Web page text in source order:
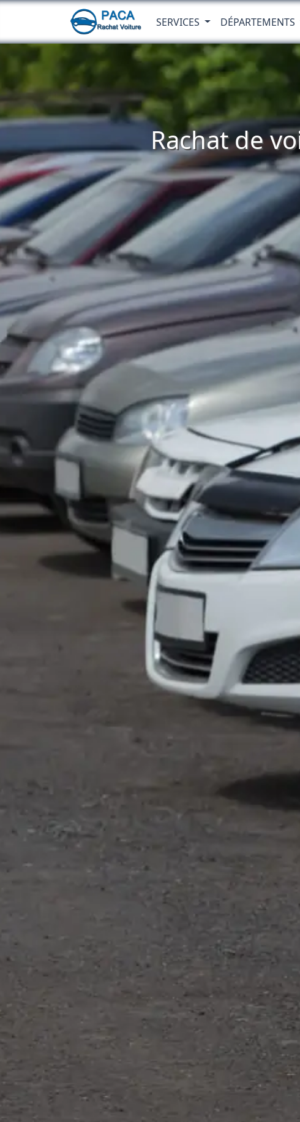
SERVICES DÉPARTEMENTS
Rachat de